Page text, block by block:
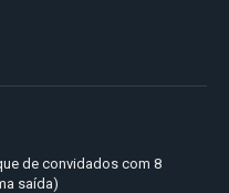
de convidados com 8
saída)